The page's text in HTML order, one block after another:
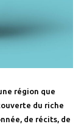
région que
du riche
de récits, de